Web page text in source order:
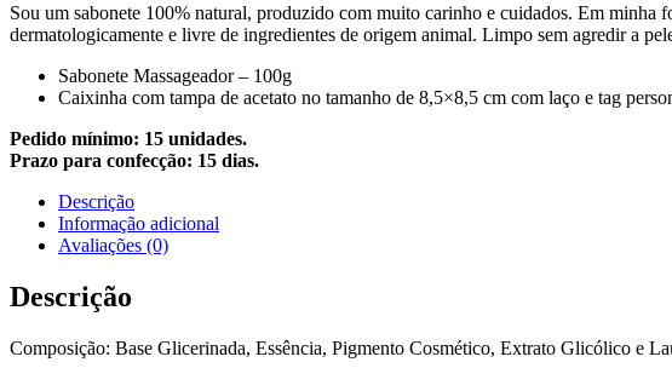
Sou um sabonete 100% natural, produzido com muito carinho e cuidados. Em minha
dermatologicamente e livre de ingredientes de origem animal. Limpo sem agredir a
Sabonete Massageador – 100g
Caixinha com tampa de acetato no tamanho de 8,5×8,5 cm com laço e tag
Pedido mínimo: 15 unidades.
Prazo para confecção: 15 dias.
Descrição
Informação adicional
Avaliações (0)
Descrição
Composição: Base Glicerinada, Essência, Pigmento Cosmético, Extrato Glicólico e